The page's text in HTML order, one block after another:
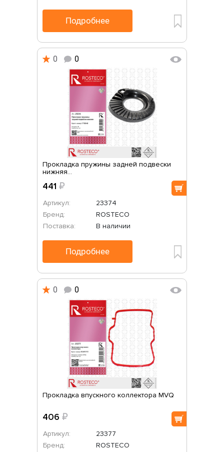
Подробнее
0 0
Прокладка пружины задней подвески
нижняя...
441 ₽
Артикул:
23374
Бренд:
ROSTECO
Поставка:
В наличии
Подробнее
0 0
Прокладка впускного коллектора MVQ
406 ₽
Артикул:
23377
Бренд:
ROSTECO